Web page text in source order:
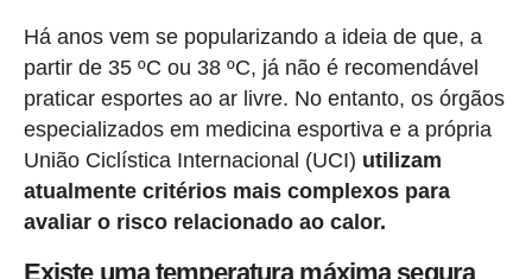
Há anos vem se popularizando a ideia de que, a
partir de 35 ºC ou 38 ºC, já não é recomendável
praticar esportes ao ar livre. No entanto, os órgãos
especializados em medicina esportiva e a própria
União Ciclística Internacional (UCI) utilizam
atualmente critérios mais complexos para
avaliar o risco relacionado ao calor.
Existe uma temperatura máxima segura